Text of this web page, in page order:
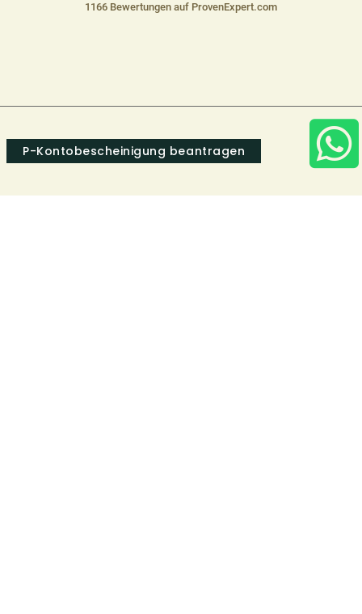
P-Kontobescheinigung beantragen
1166 Bewertungen auf ProvenExpert.com